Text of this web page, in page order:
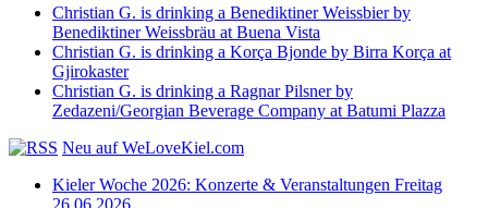
Christian G. is drinking a Benediktiner Weissbier by
Benediktiner Weissbräu at Buena Vista
Christian G. is drinking a Korça Bjonde by Birra Korça at
Gjirokaster
Christian G. is drinking a Ragnar Pilsner by
Zedazeni/Georgian Beverage Company at Batumi Plazza
Neu auf WeLoveKiel.com
Kieler Woche 2026: Konzerte & Veranstaltungen Freitag